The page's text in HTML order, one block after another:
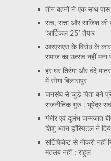
तीन बहनों ने एक साथ पास
सच, सत्ता और साजिश की
‘आर्टिकल 25’ तैयार
आरएसएस के विरोध के
समाज का उत्सव नहीं मना
हर घर तिरंगा और वंदे
में रंगेगा बिलासपुर
जनसंघ से जुड़े पिता बने
राजनीतिक गुरु : भूपेंद्र
गंभीर एवं दुर्लभ जन्मजात
शिशु भवन हॉस्पिटल ने
सर्टिफिकेट से नौकरी
मतलब नहीं : राहुल